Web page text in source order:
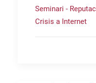
Seminari -
Crisis a Internet